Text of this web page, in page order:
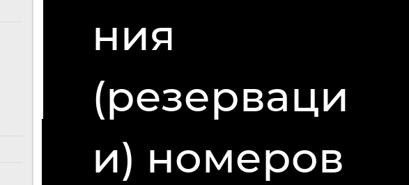
ния
(резерваци
и) номеров